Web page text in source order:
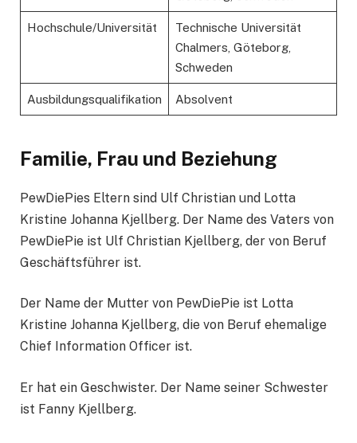
Hochschule/Universität
Technische Universität
Chalmers, Göteborg,
Schweden
Ausbildungsqualifikation Absolvent
Familie, Frau und Beziehung
PewDiePies Eltern sind Ulf Christian und Lotta
Kristine Johanna Kjellberg. Der Name des Vaters von
PewDiePie ist Ulf Christian Kjellberg, der von Beruf
Geschäftsführer ist.
Der Name der Mutter von PewDiePie ist Lotta
Kristine Johanna Kjellberg, die von Beruf ehemalige
Chief Information Officer ist.
Er hat ein Geschwister. Der Name seiner Schwester
ist Fanny Kjellberg.